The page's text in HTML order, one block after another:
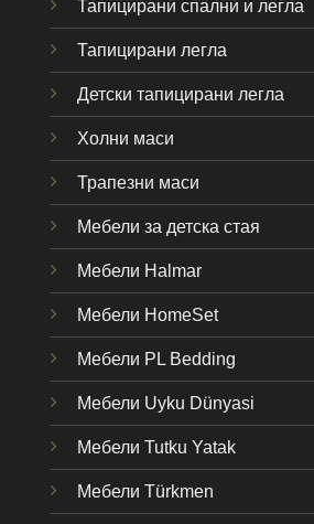
Тапицирани спални и легла
Тапицирани легла
Детски тапицирани легла
Холни маси
Трапезни маси
Мебели за детска стая
Мебели Halmar
Мебели HomeSet
Мебели PL Bedding
Мебели Uyku Dünyasi
Мебели Tutku Yatak
Мебели Türkmen